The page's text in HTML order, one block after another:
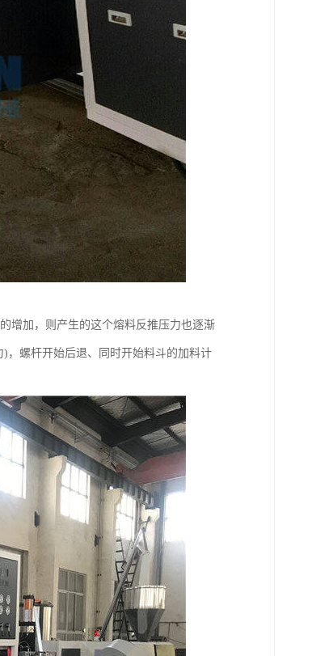
增加，则产生的这个熔料反推压力也逐渐
，螺杆开始后退、同时开始料斗的加料计